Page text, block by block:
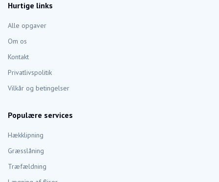
Hurtige links
Alle opgaver
Om os
Kontakt
Privatlivspolitik
Vilkår og betingelser
Populære services
Hækklipning
Græsslåning
Træfældning